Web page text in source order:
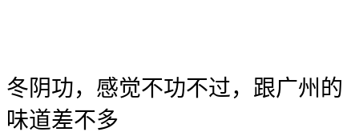
冬阴功，感觉不功不过，跟广州的
味道差不多